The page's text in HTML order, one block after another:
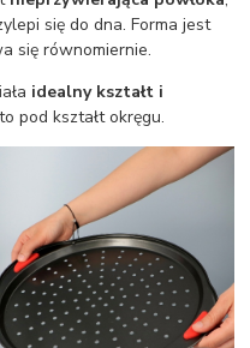
się do dna. Forma jest
się równomiernie.
idealny kształt i
pod kształt okręgu.